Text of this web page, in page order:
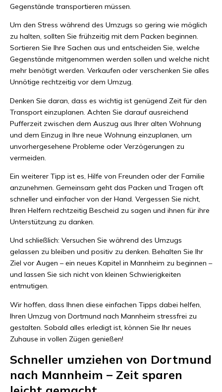
Gegenstände transportieren müssen.
Um den Stress während des Umzugs so gering wie möglich
zu halten, sollten Sie frühzeitig mit dem Packen beginnen.
Sortieren Sie Ihre Sachen aus und entscheiden Sie, welche
Gegenstände mitgenommen werden sollen und welche nicht
mehr benötigt werden. Verkaufen oder verschenken Sie alles
Unnötige rechtzeitig vor dem Umzug.
Denken Sie daran, dass es wichtig ist genügend Zeit für den
Transport einzuplanen. Achten Sie darauf ausreichend
Pufferzeit zwischen dem Auszug aus Ihrer alten Wohnung
und dem Einzug in Ihre neue Wohnung einzuplanen, um
unvorhergesehene Probleme oder Verzögerungen zu
vermeiden.
Ein weiterer Tipp ist es, Hilfe von Freunden oder der Familie
anzunehmen. Gemeinsam geht das Packen und Tragen oft
schneller und einfacher von der Hand. Vergessen Sie nicht,
Ihren Helfern rechtzeitig Bescheid zu sagen und ihnen für ihre
Unterstützung zu danken.
Und schließlich: Versuchen Sie während des Umzugs
gelassen zu bleiben und positiv zu denken. Behalten Sie Ihr
Ziel vor Augen – ein neues Kapitel in Mannheim zu beginnen –
und lassen Sie sich nicht von kleinen Schwierigkeiten
entmutigen.
Wir hoffen, dass Ihnen diese einfachen Tipps dabei helfen,
Ihren Umzug von Dortmund nach Mannheim stressfrei zu
gestalten. Sobald alles erledigt ist, können Sie Ihr neues
Zuhause in vollen Zügen genießen!
Schneller umziehen von Dortmund
nach Mannheim – Zeit sparen